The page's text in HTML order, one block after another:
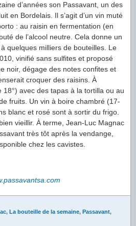
d’années son Passavant, un des
en Bordelais. Il s’agit d’un vin muté
: au raisin en fermentation (en
de l’alcool neutre. Cela donne un
quelques milliers de bouteilles. Le
vinifié sans sulfites et proposé
noir, dégage des notes confites et
croquer des raisins. À
18°) avec des tapas à la tortilla ou au
fruits. Un vin à boire chambré (17-
blanc et rosé sont à sortir du frigo.
vieillir. À terme, Jean-Luc Magnac
très tôt après la vendange,
chez les cavistes.
, La bouteille de la semaine, Passavant,